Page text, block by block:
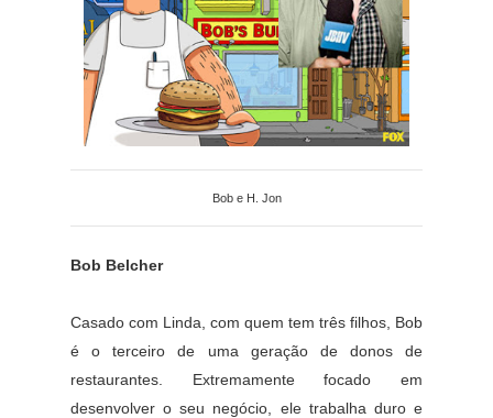
Bob e H. Jon
Bob Belcher
Casado com Linda, com quem tem três filhos, Bob
é o terceiro de uma geração de donos de
restaurantes. Extremamente focado em
desenvolver o seu negócio, ele trabalha duro e